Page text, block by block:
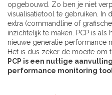
opgebouwd. Zo ben je niet
visualisatietool te gebruiken. In
extra (commandline of
inzichtelijk te maken. PCP is als
nieuwe generatie performance
Het is dus zeker de moeite om
PCP is een nuttige
performance monitoring